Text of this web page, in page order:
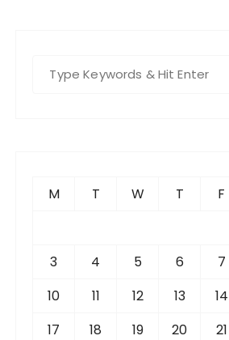
M T W T F
3
4 5 6 7
10
11 12 13 14
17
18 19 20 21